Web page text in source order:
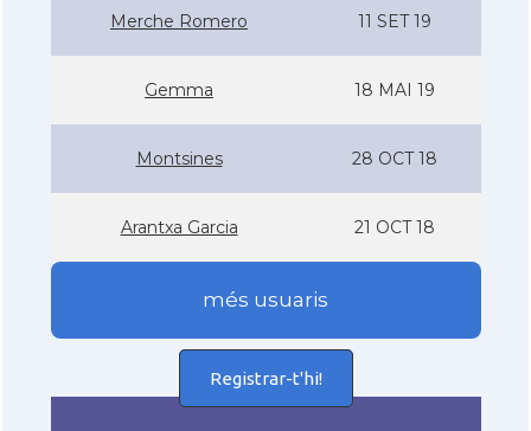
Merche Romero 11 SET 19
Gemma 18 MAI 19
Montsines 28 OCT 18
Arantxa Garcia 21 OCT 18
més usuaris
Registrar-t'hi!